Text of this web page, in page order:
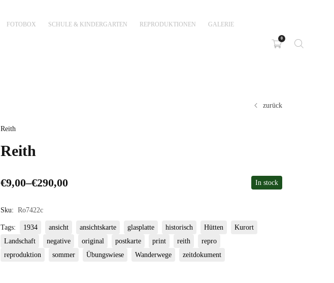
FOTOBOX SCHULE & KINDERGARTEN REPRODUKTIONEN GALERIE
0
zurück
Reith
Reith
€9,00–€290,00 In stock
Sku: Ro7422c
Tags: 1934 ansicht ansichtskarte glasplatte historisch Hütten
Kurort
Landschaft
negative original postkarte print reith
repro
reproduktion
sommer Übungswiese Wanderwege zeitdokument